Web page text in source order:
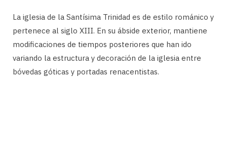
La iglesia de la Santísima Trinidad es de estilo románico y
pertenece al siglo XIII. En su ábside exterior, mantiene
modificaciones de tiempos posteriores que han ido
variando la estructura y decoración de la iglesia entre
bóvedas góticas y portadas renacentistas.